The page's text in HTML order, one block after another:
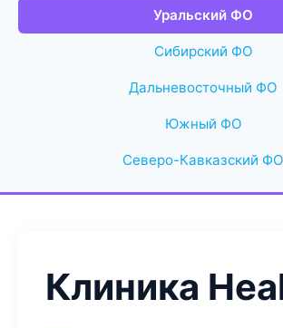
Уральский ФО
Сибирский ФО
Дальневосточный ФО
Южный ФО
Северо-Кавказский ФО
Клиника